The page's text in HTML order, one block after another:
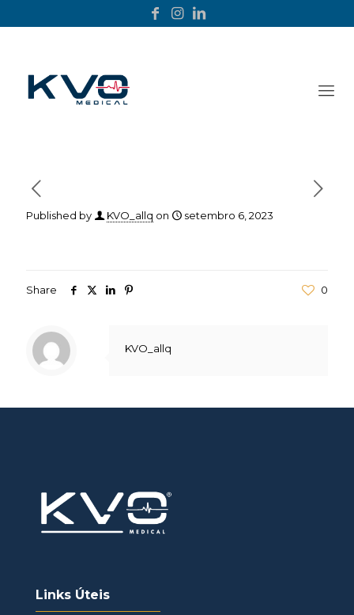
Published by KVO_allq on setembro 6, 2023
Share 0
KVO_allq
Links Úteis